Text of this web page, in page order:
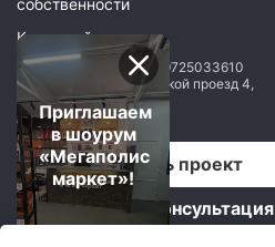
собственности
Карта сайта
ООО Мегаполис ИНН: 9725033610
119071
2 Донской проезд 4,
строение 1, пом. 435
Рассчитать проект
Бесплатная консультация
Приглашаем
в шоурум
«Мегаполис
маркет»!